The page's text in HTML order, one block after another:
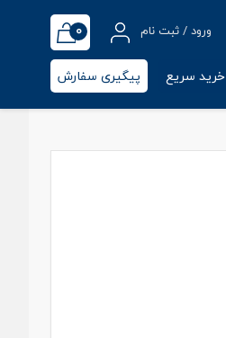
ورود / ثبت نام 0
خرید سریع پیگیری سفارش